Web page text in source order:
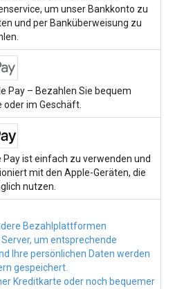
um unser Bankkonto zu
und per Banküberweisung zu
Pay – Bezahlen Sie bequem
oder im Geschäft.
Pay ist einfach zu verwenden und
mit den Apple-Geräten, die
nutzen.
Bezahlplattformen
um entsprechende
Ihre persönlichen Daten werden
gespeichert.
Kreditkarte oder noch bequemer